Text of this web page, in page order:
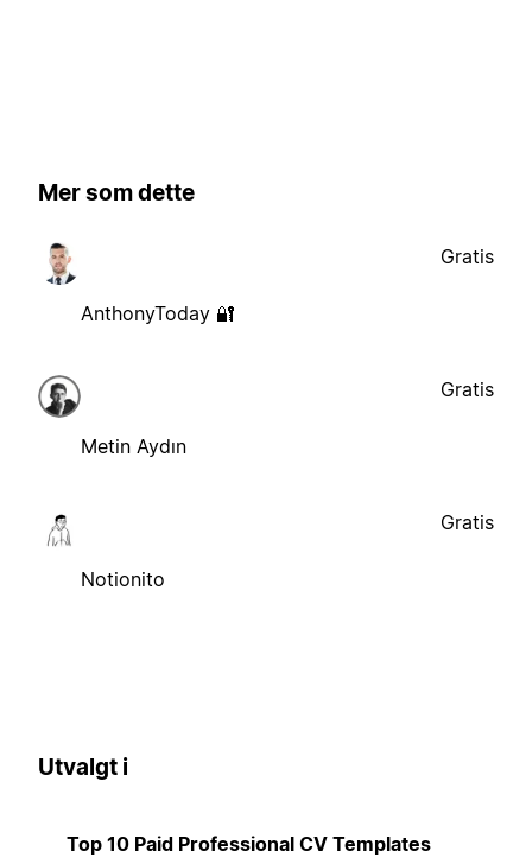
Mer som dette
AnthonyToday 🔐
Gratis
Metin Aydın
Gratis
Notionito
Gratis
Utvalgt i
Top 10 Paid Professional CV Templates